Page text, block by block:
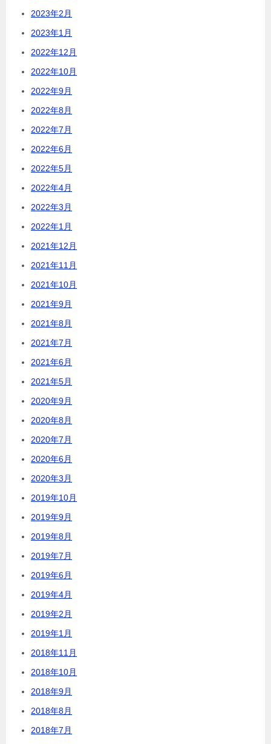
2023年2月
2023年1月
2022年12月
2022年10月
2022年9月
2022年8月
2022年7月
2022年6月
2022年5月
2022年4月
2022年3月
2022年1月
2021年12月
2021年11月
2021年10月
2021年9月
2021年8月
2021年7月
2021年6月
2021年5月
2020年9月
2020年8月
2020年7月
2020年6月
2020年3月
2019年10月
2019年9月
2019年8月
2019年7月
2019年6月
2019年4月
2019年2月
2019年1月
2018年11月
2018年10月
2018年9月
2018年8月
2018年7月